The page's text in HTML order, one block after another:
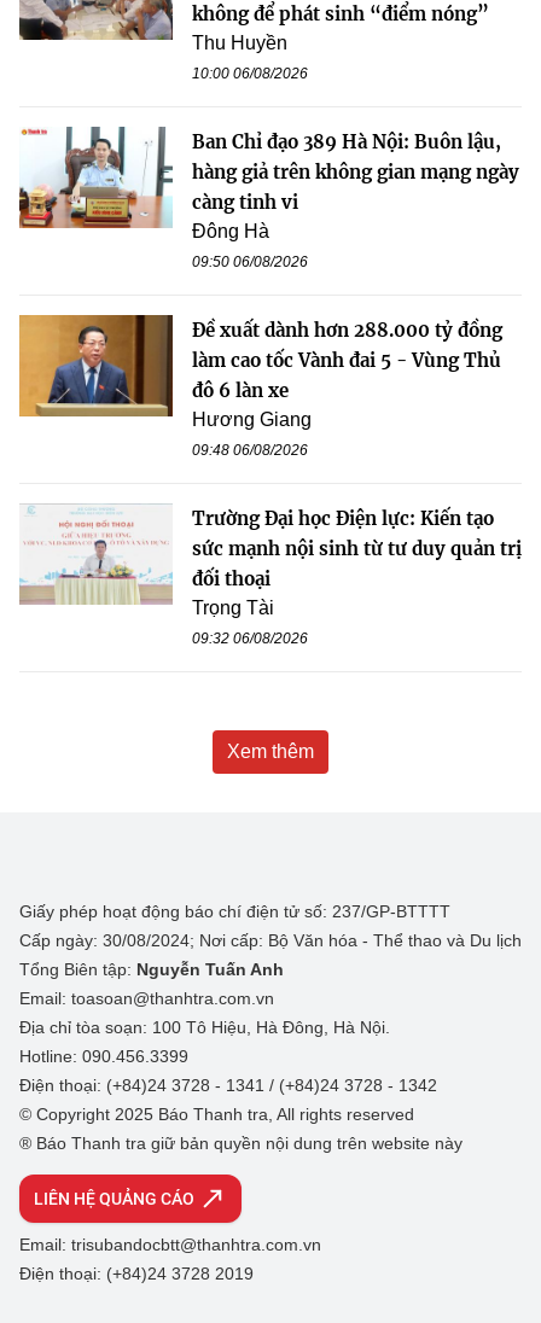
không để phát sinh “điểm nóng”
Thu Huyền
10:00 06/08/2026
Ban Chỉ đạo 389 Hà Nội: Buôn lậu,
hàng giả trên không gian mạng ngày
càng tinh vi
Đông Hà
09:50 06/08/2026
Đề xuất dành hơn 288.000 tỷ đồng
làm cao tốc Vành đai 5 - Vùng Thủ
đô 6 làn xe
Hương Giang
09:48 06/08/2026
Trường Đại học Điện lực: Kiến tạo
sức mạnh nội sinh từ tư duy quản trị
đối thoại
Trọng Tài
09:32 06/08/2026
Xem thêm
Giấy phép hoạt động báo chí điện tử số: 237/GP-BTTTT
Cấp ngày: 30/08/2024; Nơi cấp: Bộ Văn hóa - Thể thao và Du lịch
Tổng Biên tập: Nguyễn Tuấn Anh
Email: toasoan@thanhtra.com.vn
Địa chỉ tòa soạn: 100 Tô Hiệu, Hà Đông, Hà Nội.
Hotline: 090.456.3399
Điện thoại: (+84)24 3728 - 1341 / (+84)24 3728 - 1342
© Copyright 2025 Báo Thanh tra, All rights reserved
® Báo Thanh tra giữ bản quyền nội dung trên website này
LIÊN HỆ QUẢNG CÁO
Email: trisubandocbtt@thanhtra.com.vn
Điện thoại: (+84)24 3728 2019